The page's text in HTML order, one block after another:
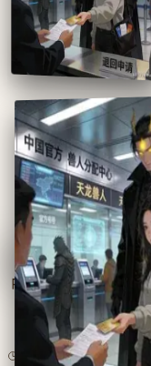
Full
lượt đọc· 9